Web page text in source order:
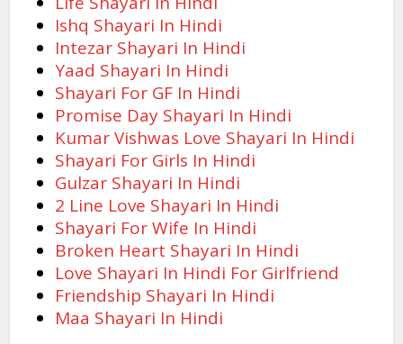
Ishq Shayari In Hindi
Intezar Shayari In Hindi
Yaad Shayari In Hindi
Shayari For GF In Hindi
Promise Day Shayari In Hindi
Kumar Vishwas Love Shayari In Hindi
Shayari For Girls In Hindi
Gulzar Shayari In Hindi
2 Line Love Shayari In Hindi
Shayari For Wife In Hindi
Broken Heart Shayari In Hindi
Love Shayari In Hindi For Girlfriend
Friendship Shayari In Hindi
Maa Shayari In Hindi